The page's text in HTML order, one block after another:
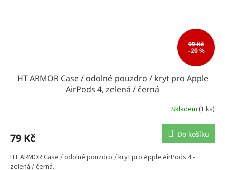
99 Kč
–20 %
HT ARMOR Case / odolné pouzdro / kryt pro Apple
AirPods 4, zelená / černá
Skladem (1 ks)
79 Kč Do košíku
HT ARMOR Case / odolné pouzdro / kryt pro Apple AirPods 4 -
zelená / černá.